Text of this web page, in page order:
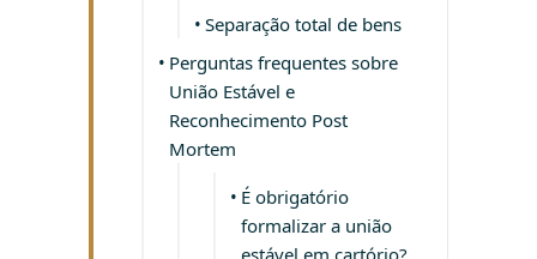
Separação total de bens
Perguntas frequentes sobre
União Estável e
Reconhecimento Post
Mortem
É obrigatório
formalizar a união